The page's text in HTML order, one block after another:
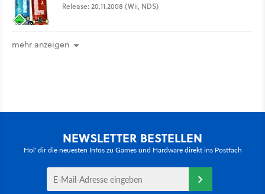
Release: 20.11.2008 (Wii, NDS)
mehr anzeigen
NEWSLETTER BESTELLEN
Hol' dir die neuesten Infos zu Games und Hardware direkt ins Postfach